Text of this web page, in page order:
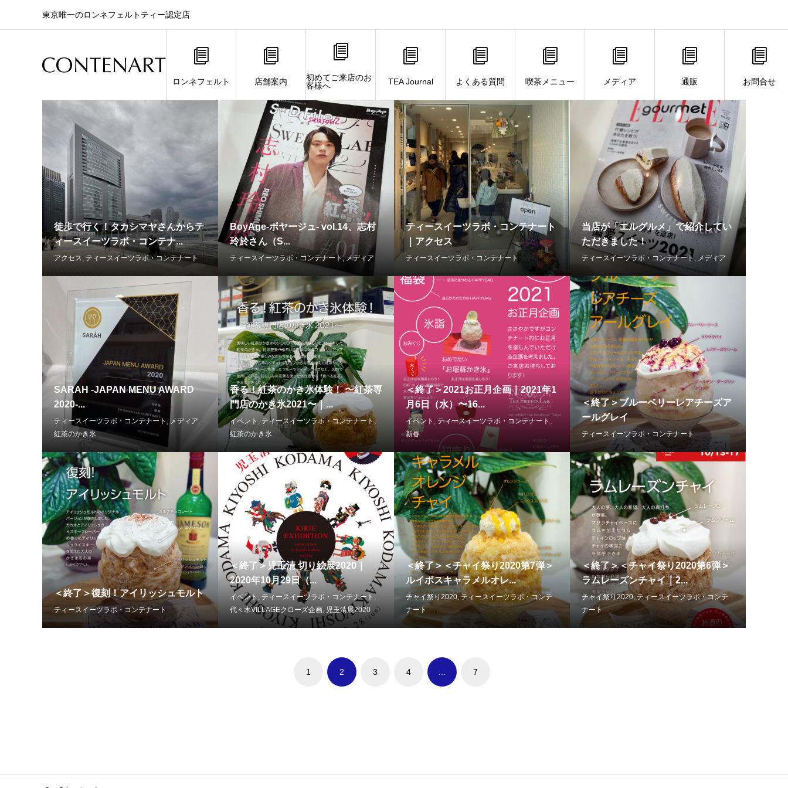
東京唯一のロンネフェルトティー認定店
ロンネフェルト 店舗案内
初めてご来店のお
客様へ
TEA Journal よくある質問 喫茶メニュー メディア 通販 お問合せ
ティースイーツラボ・コンテナート の記事一覧
徒歩で行く！タカシマヤさんからテ
ィースイーツラボ・コンテナ...
アクセス,ティースイーツラボ・コンテナート
BoyAge-ボヤージュ- vol.14、志村
玲於さん（S...
ティースイーツラボ・コンテナート,メディア
ティースイーツラボ・コンテナート
｜アクセス
ティースイーツラボ・コンテナート
当店が「エルグルメ」で紹介してい
ただきました！
ティースイーツラボ・コンテナート , メディア
SARAH -JAPAN MENU AWARD
2020-...
ティースイーツラボ・コンテナート ,メディア,
紅茶のかき氷
香る！紅茶のかき氷体験！ 〜紅茶専
門店のかき氷2021〜｜...
イベント , ティースイーツラボ・コンテナート,
紅茶のかき氷
＜終了＞2021お正月企画｜2021年1
月6日（水）〜16...
イベント , ティースイーツラボ・コンテナート ,
新春
＜終了＞ブルーベリーレアチーズア
ールグレイ
ティースイーツラボ・コンテナート
＜終了＞復刻！アイリッシュモルト
ティースイーツラボ・コンテナート
＜終了＞児玉清 切り絵展2020｜
2020年10月29日（...
イベント , ティースイーツラボ・コンテナート ,
代々木VILLAGEクローズ企画, 児玉清展2020
＜終了＞＜チャイ祭り2020第7弾＞
ルイボスキャラメルオレ...
チャイ祭り2020, ティースイーツラボ・コンテ
ナート
＜終了＞＜チャイ祭り2020第6弾＞
ラムレーズンチャイ｜2...
チャイ祭り2020, ティースイーツラボ・コンテ
ナート
1 2 3 4 7